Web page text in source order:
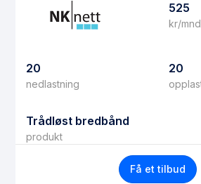
525
kr/mnd
20
nedlastning
20
Trådløst bredbånd
produkt
Få et tilbud